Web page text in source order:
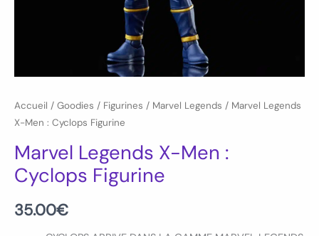
Accueil / Goodies / Figurines / Marvel Legends / Marvel Legends
X-Men : Cyclops Figurine
Marvel Legends X-Men :
Cyclops Figurine
35.00€